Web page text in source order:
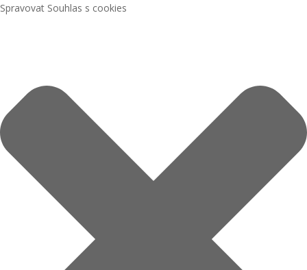
Spravovat Souhlas s cookies